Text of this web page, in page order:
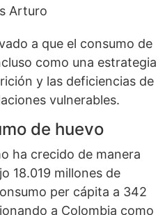
Arturo
a que el consumo de
como una estrategia
y las deficiencias de
vulnerables.
de huevo
ha crecido de manera
18.019 millones de
per cápita a 342
a Colombia como